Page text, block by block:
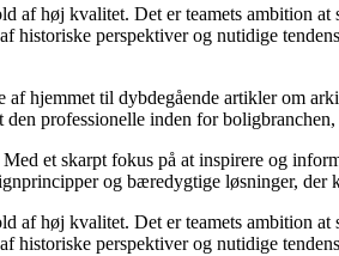
høj kvalitet. Det er teamets ambition
historiske perspektiver og nutidige
hjemmet til dybdegående artikler om
professionelle inden for
et skarpt fokus på at inspirere og
og bæredygtige løsninger, der
høj kvalitet. Det er teamets ambition
historiske perspektiver og nutidige